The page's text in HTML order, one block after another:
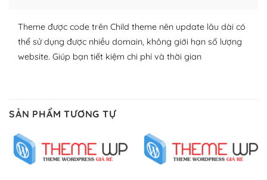
– Dễ sử dụng
Với mọi Hosting bất kỳ thì WordPress đều có thể dễ
Và bạn có toàn quyền tự do khi quyết định nơi lưu trữ
trang web WordPress của bạn.
Dễ dàng lựa chọn Hosting cho website WordPress
Theme được code trên Child theme nên update lâu dài có
thể sử dụng được nhiều domain, không giới hạn số lượng
website. Giúp bạn tiết kiệm chi phí và thời gian
SẢN PHẨM TƯƠNG TỰ